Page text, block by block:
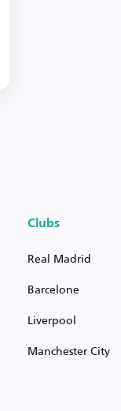
Clubs
Real Madrid
Barcelone
Liverpool
Manchester City